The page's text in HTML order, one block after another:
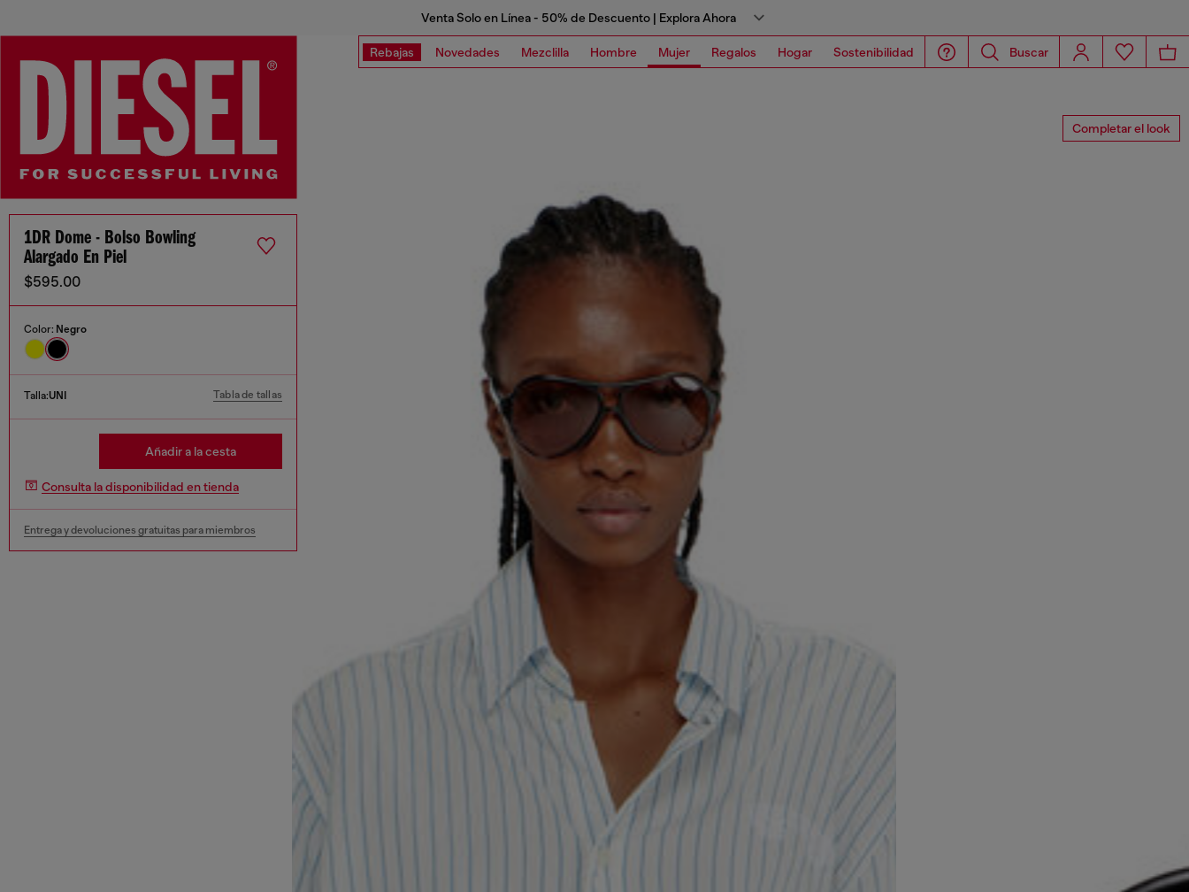
Venta Solo en Línea - 50% de Descuento | Explora Ahora
Rebajas Novedades Mezclilla Hombre Mujer Regalos Hogar Sostenibilidad Buscar
Completar el look
1DR Dome - Bolso Bowling
Alargado En Piel
$595.00
Color: Negro
Talla:UNI Tabla de tallas
Añadir a la cesta
Consulta la disponibilidad en tienda
Entrega y devoluciones gratuitas para miembros